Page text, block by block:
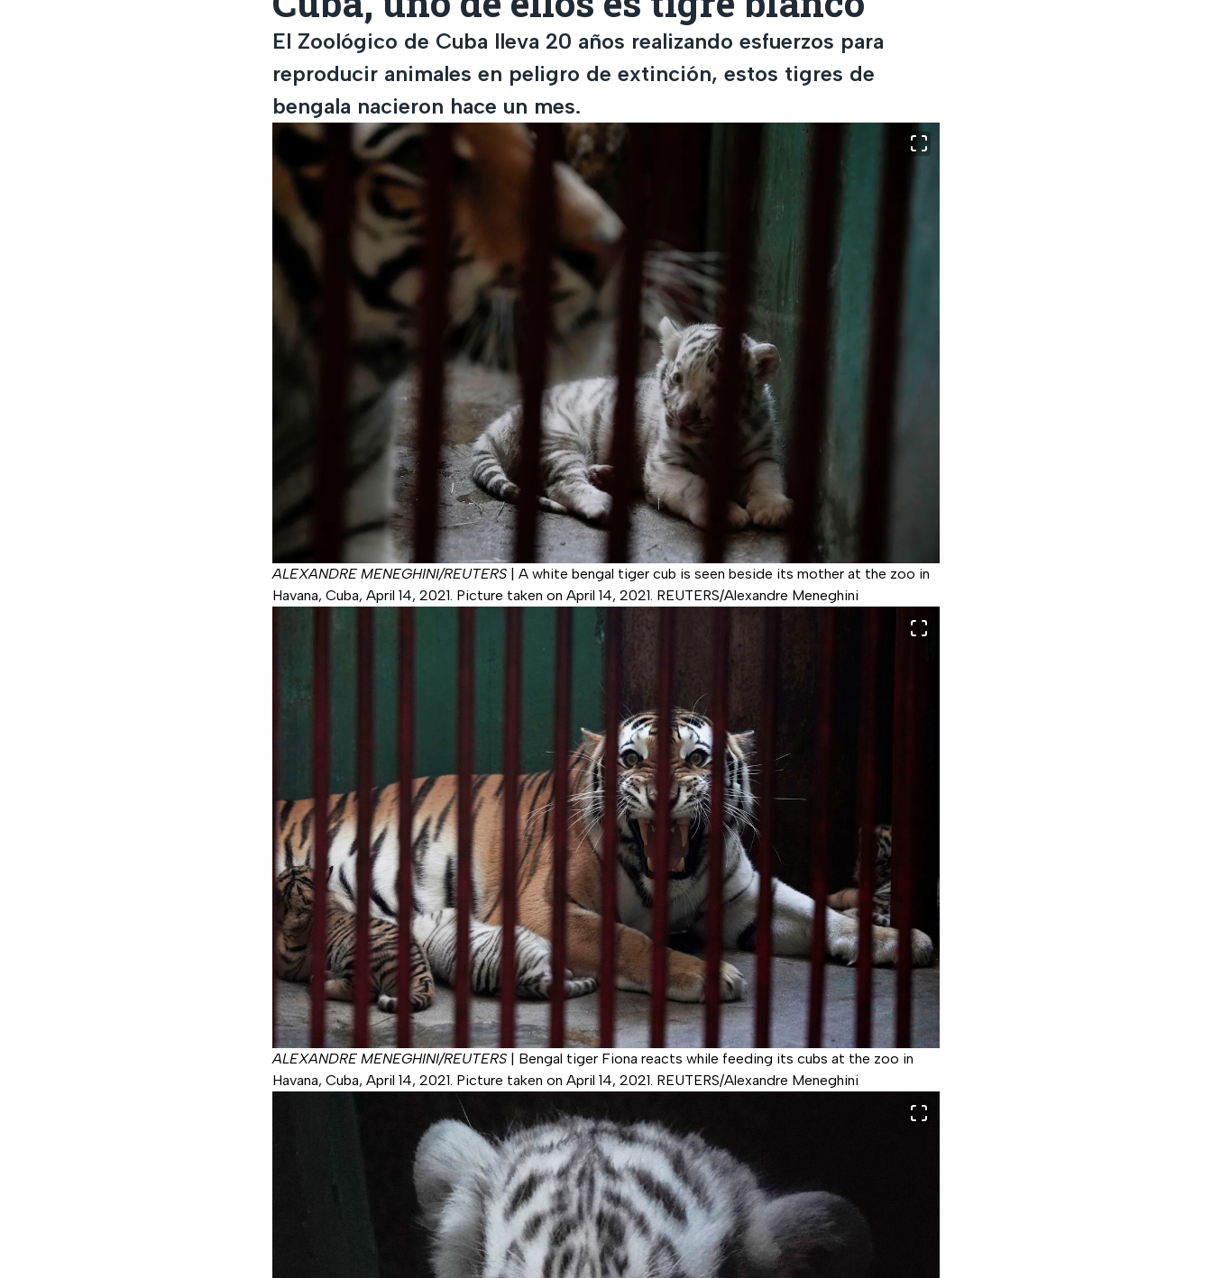
El Zoológico de Cuba lleva 20 años realizando esfuerzos para
reproducir animales en peligro de extinción, estos tigres de
bengala nacieron hace un mes.
ALEXANDRE MENEGHINI/REUTERS
A white bengal tiger cub is seen beside its mother at the zoo in
Havana, Cuba, April 14, 2021. Picture taken on April 14, 2021. REUTERS/Alexandre Meneghini
ALEXANDRE MENEGHINI/REUTERS | Bengal tiger Fiona reacts while feeding its cubs at the zoo in
Havana, Cuba, April 14, 2021. Picture taken on April 14, 2021. REUTERS/Alexandre Meneghini